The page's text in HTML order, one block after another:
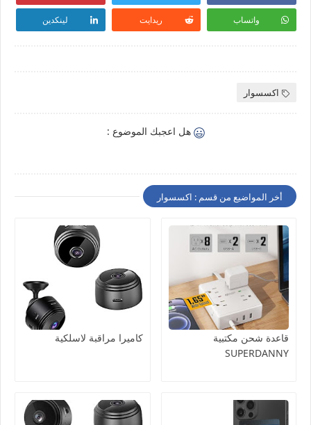
واتساب ريدايت لينكدين
اكسسوار
هل اعجبك الموضوع :
أخر المواضيع من قسم : اكسسوار
قاعدة شحن مكتبية
SUPERDANNY
كاميرا مراقبة لاسلكية